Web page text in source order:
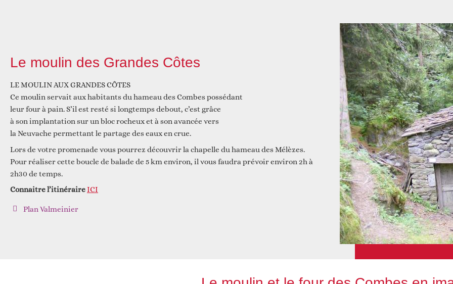
Le moulin des Grandes Côtes
LE MOULIN AUX GRANDES CÔTES
Ce moulin servait aux habitants du hameau des Combes possédant
leur four à pain. S’il est resté si longtemps debout, c’est grâce
à son implantation sur un bloc rocheux et à son avancée vers
la Neuvache permettant le partage des eaux en crue.
Lors de votre promenade vous pourrez découvrir la chapelle du hameau des Mélèzes.
Pour réaliser cette boucle de balade de 5 km environ, il vous faudra prévoir environ 2h à
2h30 de temps.
Connaitre l’itinéraireICI
Plan Valmeinier